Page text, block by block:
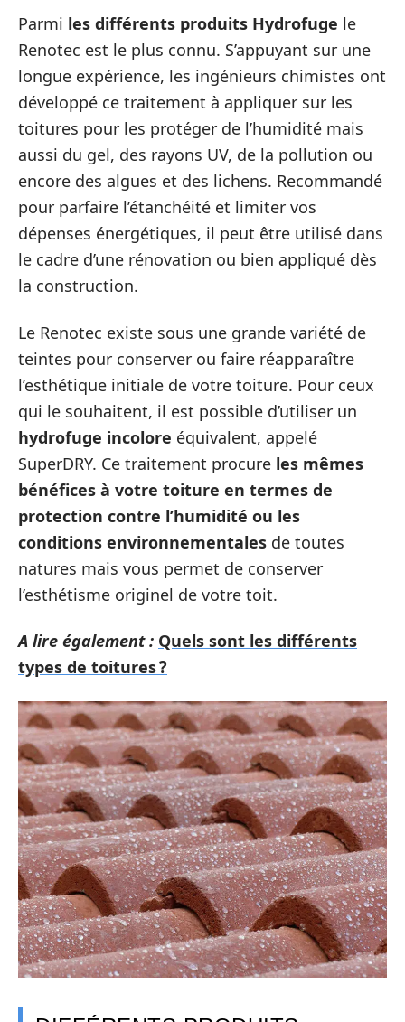
Parmi les différents produits Hydrofuge le
Renotec est le plus connu. S’appuyant sur une
longue expérience, les ingénieurs chimistes ont
développé ce traitement à appliquer sur les
toitures pour les protéger de l’humidité mais
aussi du gel, des rayons UV, de la pollution ou
encore des algues et des lichens. Recommandé
pour parfaire l’étanchéité et limiter vos
dépenses énergétiques, il peut être utilisé dans
le cadre d’une rénovation ou bien appliqué dès
la construction.
Le Renotec existe sous une grande variété de
teintes pour conserver ou faire réapparaître
l’esthétique initiale de votre toiture. Pour ceux
qui le souhaitent, il est possible d’utiliser un
hydrofuge incolore équivalent, appelé
SuperDRY. Ce traitement procure les mêmes
bénéfices à votre toiture en termes de
protection contre l’humidité ou les
conditions environnementales de toutes
natures mais vous permet de conserver
l’esthétisme originel de votre toit.
A lire également : Quels sont les différents
types de toitures ?